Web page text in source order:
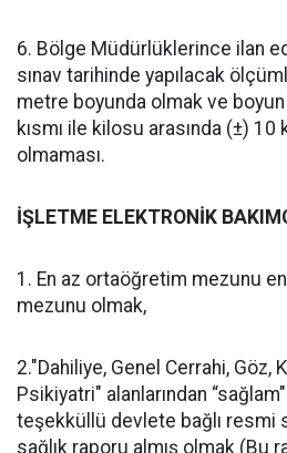
6. Bölge Müdürlüklerince ilan
sınav tarihinde yapılacak
metre boyunda olmak ve
kısmı ile kilosu arasında (±)
olmaması.
İŞLETME ELEKTRONİK
1. En az ortaöğretim mezunu
mezunu olmak,
2."Dahiliye, Genel Cerrahi, Göz,
Psikiyatri" alanlarından “sağlam"
teşekküllü devlete bağlı resmi
sağlık raporu almış olmak (Bu